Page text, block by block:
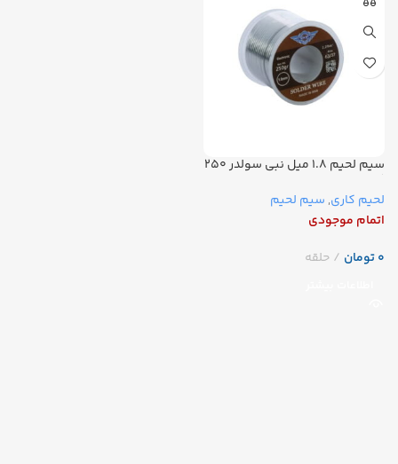
سیم لحیم ۱.۸ میل نبی سولدر ۲۵۰
لحیم کاری, سیم لحیم
اتمام موجودی
تومان